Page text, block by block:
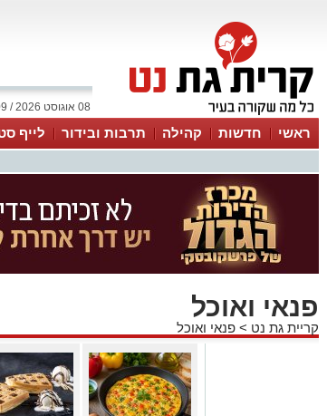
08 אוגוסט 2026 / 13:09
ראשי חדשות קהילה תרבות ובידור לייף
פנאי ואוכל
קריית גת נט > פנאי ואוכל